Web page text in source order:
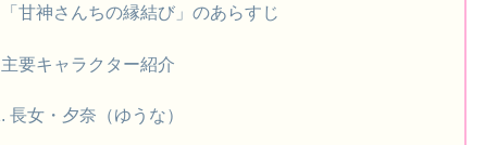
「甘神さんちの縁結び」のあらすじ
主要キャラクター紹介
長女・夕奈（ゆうな）